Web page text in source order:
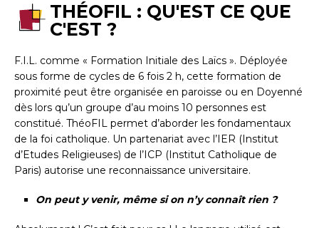
THÉOFIL : QU'EST CE QUE
C'EST ?
F.I.L. comme « Formation Initiale des Laïcs ». Déployée
sous forme de cycles de 6 fois 2 h, cette formation de
proximité peut être organisée en paroisse ou en Doyenné
dès lors qu’un groupe d’au moins 10 personnes est
constitué. ThéoFIL permet d’aborder les fondamentaux
de la foi catholique. Un partenariat avec l’IER (Institut
d’Etudes Religieuses) de l’ICP (Institut Catholique de
Paris) autorise une reconnaissance universitaire.
On peut y venir, même si on n’y connaît rien ?